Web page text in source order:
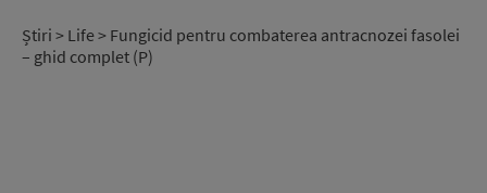
Știri > Life> Fungicid pentru combaterea antracnozei fasolei
– ghid complet (P)
RADIO